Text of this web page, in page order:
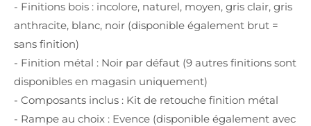
- Finitions bois : incolore, naturel, moyen, gris clair, gris
anthracite, blanc, noir (disponible également brut =
sans finition)
- Finition métal : Noir par défaut (9 autres finitions sont
disponibles en magasin uniquement)
- Composants inclus : Kit de retouche finition métal
- Rampe au choix : Evence (disponible également avec